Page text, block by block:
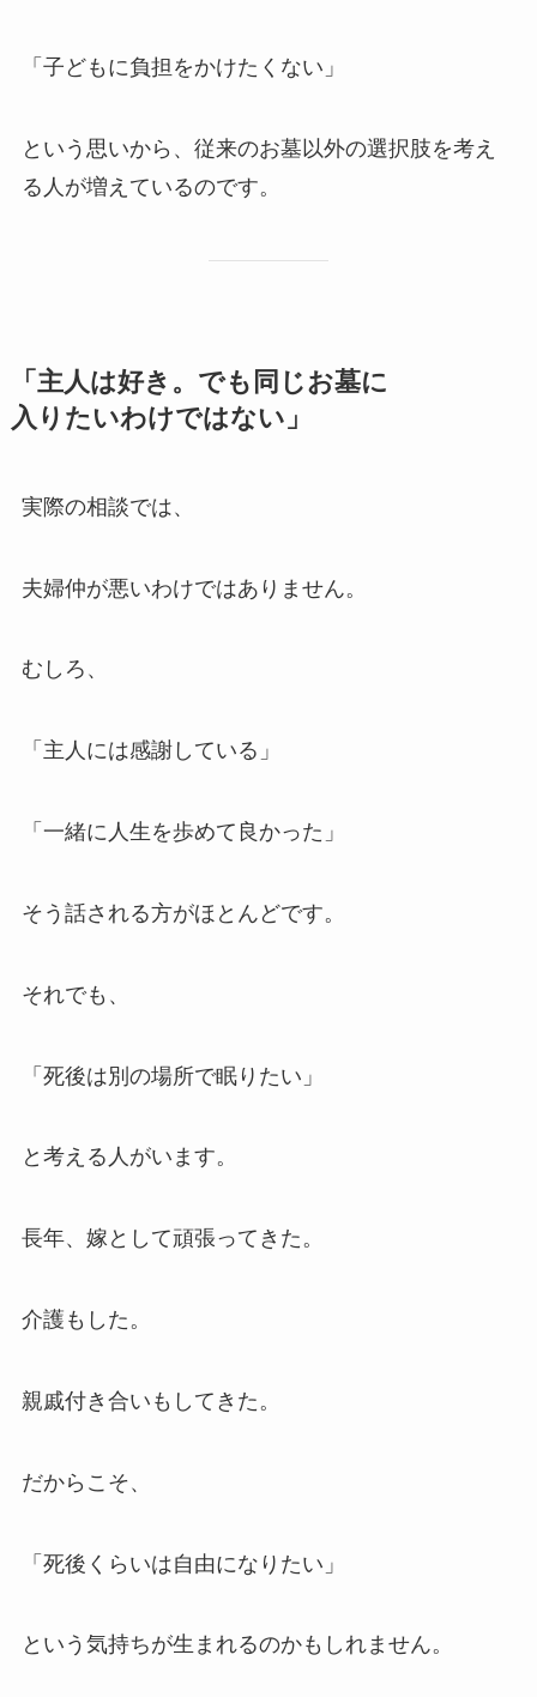
「子どもに負担をかけたくない」
という思いから、従来のお墓以外の選択肢を考え
る人が増えているのです。
「主人は​好き。​でも​同じ​お墓に​
入りたいわけではない」
実際の相談では、
夫婦仲が悪いわけではありません。
むしろ、
「主人には感謝している」
「一緒に人生を歩めて良かった」
そう話される方がほとんどです。
それでも、
「死後は別の場所で眠りたい」
と考える人がいます。
長年、嫁として頑張ってきた。
介護もした。
親戚付き合いもしてきた。
だからこそ、
「死後くらいは自由になりたい」
という気持ちが生まれるのかもしれません。